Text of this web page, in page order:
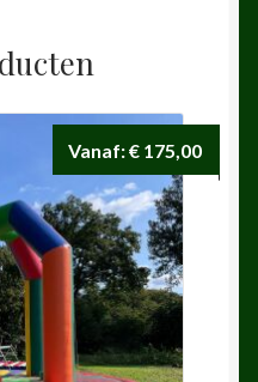
Vanaf:€ 175,00